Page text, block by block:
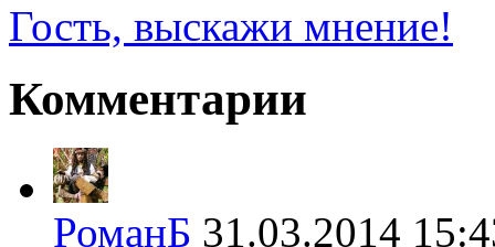
Гость, выскажи мнение!
Комментарии
РоманБ 31.03.2014